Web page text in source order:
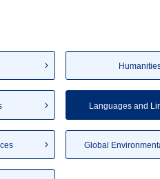
Languages and
Global